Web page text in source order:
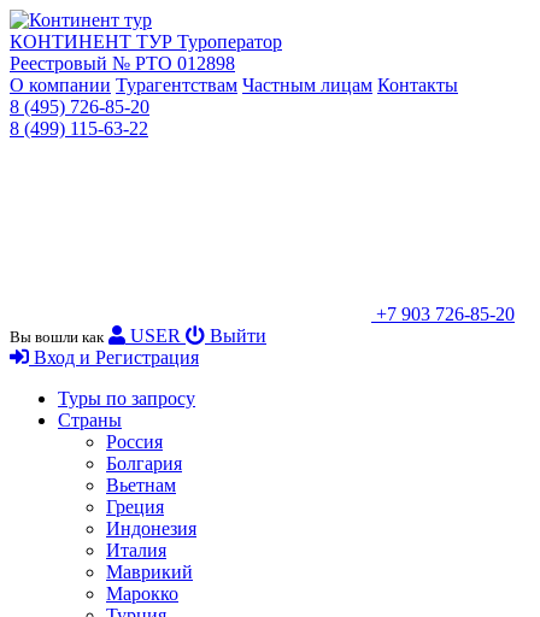
КОНТИНЕНТ ТУР Туроператор
Реестровый № РТО 012898
О компании Турагентствам Частным лицам Контакты
8 (495) 726-85-20
8 (499) 115-63-22
+7 903 726-85-20
Вы вошли как USER
Выйти
Вход и Регистрация
Туры по запросу
Страны
Россия
Болгария
Вьетнам
Греция
Индонезия
Италия
Маврикий
Марокко